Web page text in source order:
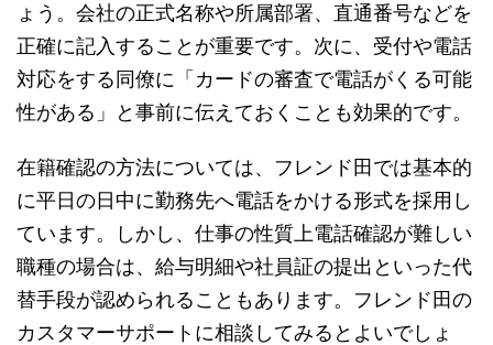
ょう。会社の正式名称や所属部署、直通番号などを
正確に記入することが重要です。次に、受付や電話
対応をする同僚に「カードの審査で電話がくる可能
性がある」と事前に伝えておくことも効果的です。
在籍確認の方法については、フレンド田では基本的
に平日の日中に勤務先へ電話をかける形式を採用し
ています。しかし、仕事の性質上電話確認が難しい
職種の場合は、給与明細や社員証の提出といった代
替手段が認められることもあります。フレンド田の
カスタマーサポートに相談してみるとよいでしょ